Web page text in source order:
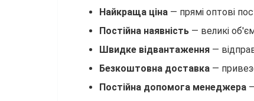
Найкраща ціна — прямі оптові
Постійна наявність — великі
Швидке відвантаження —
Безкоштовна доставка —
Постійна допомога менеджера